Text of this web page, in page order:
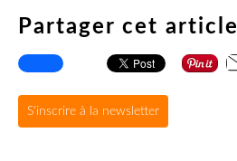
Partager cet article
S'inscrire à la newsletter